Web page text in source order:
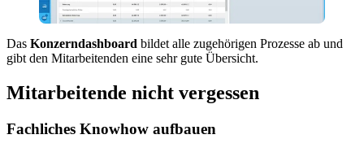
Das Konzerndashboard bildet alle zugehörigen Prozesse ab und
gibt den Mitarbeitenden eine sehr gute Übersicht.
Mitarbeitende nicht vergessen
Fachliches Knowhow aufbauen